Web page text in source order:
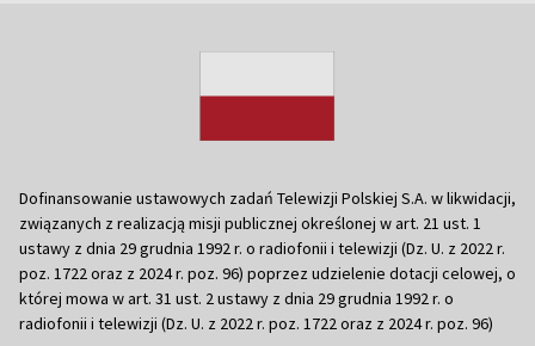
Dofinansowanie ustawowych zadań Telewizji Polskiej S.A. w likwidacji,
związanych z realizacją misji publicznej określonej w art. 21 ust. 1
ustawy z dnia 29 grudnia 1992 r. o radiofonii i telewizji (Dz. U. z 2022 r.
poz. 1722 oraz z 2024 r. poz. 96) poprzez udzielenie dotacji celowej, o
której mowa w art. 31 ust. 2 ustawy z dnia 29 grudnia 1992 r. o
radiofonii i telewizji (Dz. U. z 2022 r. poz. 1722 oraz z 2024 r. poz. 96)